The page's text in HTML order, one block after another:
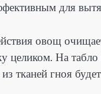
для
овощ
целиком. На
тканей гноя